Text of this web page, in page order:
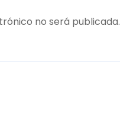
no será publicada.